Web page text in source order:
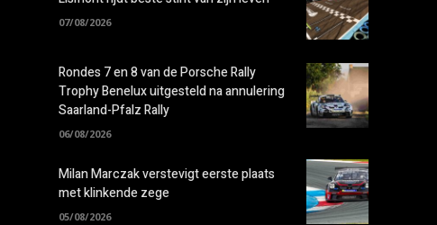
07/08/2026
Rondes 7 en 8 van de Porsche Rally
Trophy Benelux uitgesteld na annulering
Saarland-Pfalz Rally
06/08/2026
Milan Marczak verstevigt eerste plaats
met klinkende zege
05/08/2026